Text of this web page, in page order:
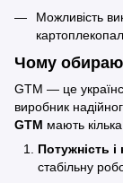
Можливість
Чому
GTM — це
виробник
GTM мають
Потужність і
стабільну